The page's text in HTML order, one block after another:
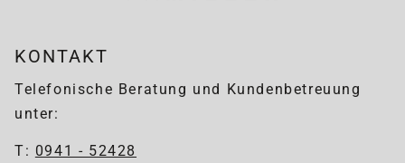
KONTAKT
Telefonische Beratung und Kundenbetreuung
unter:
T: 0941 - 52428